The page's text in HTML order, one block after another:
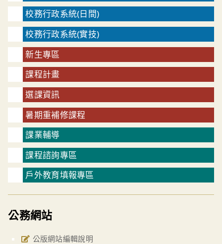
校務行政系統(日間)
校務行政系統(實技)
新生專區
課程計畫
選課資訊
暑期重補修課程
課業輔導
課程諮詢專區
戶外教育填報專區
公務網站
公版網站編輯說明